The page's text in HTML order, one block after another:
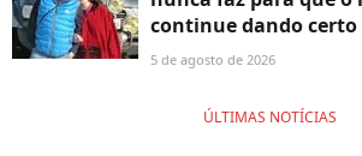
continue dando certo
5 de agosto de 2026
ÚLTIMAS NOTÍCIAS